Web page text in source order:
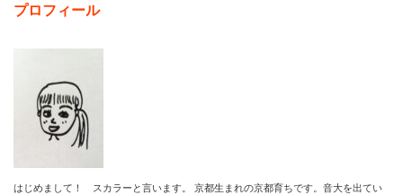
プロフィール
はじめまして！ スカラーと言います。 京都生まれの京都育ちです。音大を出てい